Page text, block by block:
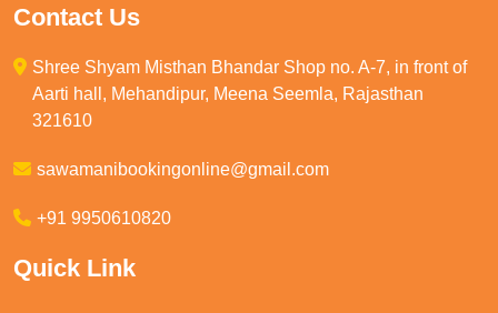
Contact Us
Shree Shyam Misthan Bhandar Shop no. A-7, in front of
Aarti hall, Mehandipur, Meena Seemla, Rajasthan
321610
sawamanibookingonline@gmail.com
+91 9950610820
Quick Link